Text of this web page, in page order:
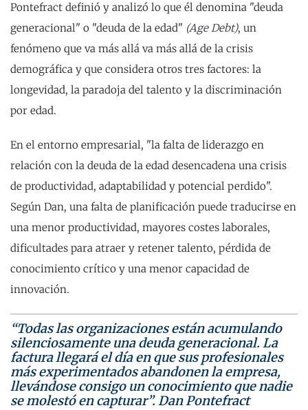
Pontefract definió y analizó lo que él denomina "deuda
generacional" o "deuda de la edad" (Age Debt), un
fenómeno que va más allá va más allá de la crisis
demográfica y que considera otros tres factores: la
longevidad, la paradoja del talento y la discriminación
por edad.
En el entorno empresarial, "la falta de liderazgo en
relación con la deuda de la edad desencadena una crisis
de productividad, adaptabilidad y potencial perdido".
Según Dan, una falta de planificación puede traducirse en
una menor productividad, mayores costes laborales,
dificultades para atraer y retener talento, pérdida de
conocimiento crítico y una menor capacidad de
innovación.
“Todas las organizaciones están acumulando
silenciosamente una deuda generacional. La
factura llegará el día en que sus profesionales
más experimentados abandonen la empresa,
llevándose consigo un conocimiento que nadie
se molestó en capturar”. Dan Pontefract